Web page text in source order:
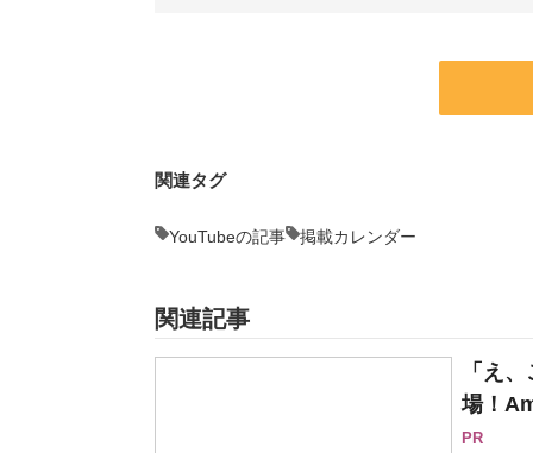
関連タグ
YouTubeの記事 掲載カレンダー
関連記事
「え
場！
PR